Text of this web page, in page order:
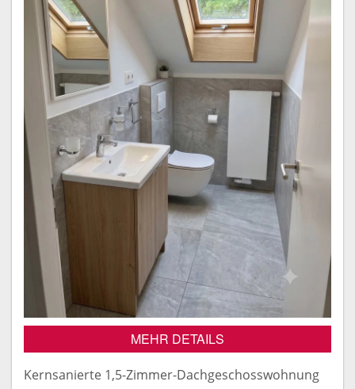
MEHR DETAILS
Kernsanierte 1,5-Zimmer-Dachgeschosswohnung